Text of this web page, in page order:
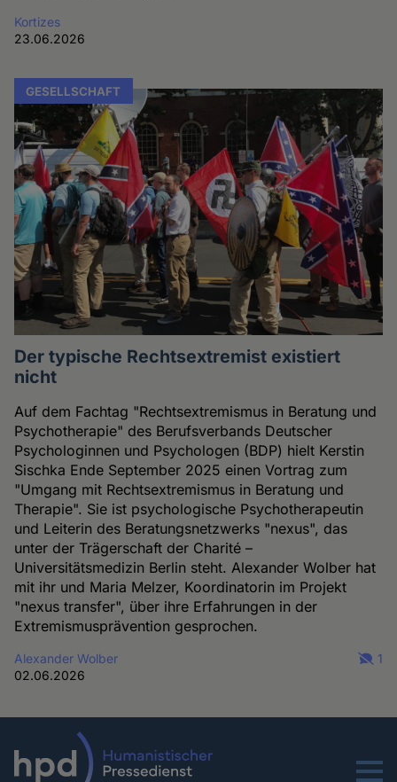
Kortizes
23.06.2026
GESELLSCHAFT
Der typische Rechtsextremist existiert
nicht
Auf dem Fachtag "Rechtsextremismus in Beratung und
Psychotherapie" des Berufsverbands Deutscher
Psychologinnen und Psychologen (BDP) hielt Kerstin
Sischka Ende September 2025 einen Vortrag zum
"Umgang mit Rechtsextremismus in Beratung und
Therapie". Sie ist psychologische Psychotherapeutin
und Leiterin des Beratungsnetzwerks "nexus", das
unter der Trägerschaft der Charité –
Universitätsmedizin Berlin steht. Alexander Wolber hat
mit ihr und Maria Melzer, Koordinatorin im Projekt
"nexus transfer", über ihre Erfahrungen in der
Extremismusprävention gesprochen.
Alexander Wolber
02.06.2026
1
Menu